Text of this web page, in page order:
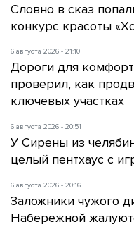
Словно в сказ
конкурс красоты
6 августа 2026 - 21:10
Дороги для
проверил, как
ключевых участках
6 августа 2026 - 20:51
У Сирены из
целый пентхаус с
6 августа 2026 - 20:16
Заложники чужого
Набережной